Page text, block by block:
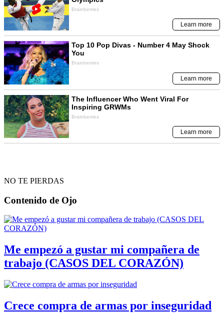
NO TE PIERDAS
Contenido de Ojo
Me empezó a gustar mi compañera de
trabajo (CASOS DEL CORAZÓN)
Crece compra de armas por inseguridad